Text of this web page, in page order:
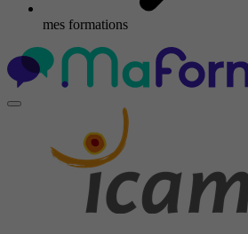
mes formations